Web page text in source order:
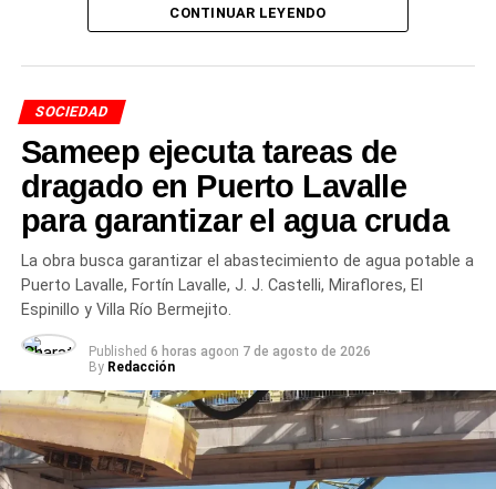
Durante los últimos años, el perfil del consumidor
argentino atravesó una transformación visible. Si bien las
variedades tradicionales rubias sostienen el mayor
volumen de ventas, se consolidó la búsqueda de nuevos
estilos artesanales, combinaciones gastronómicas y
alternativas de menor graduación.
Entre las tendencias de
mercado sobresalen los
siguientes aspectos:
Crecimiento del segmento sin alcohol: Las
CONTINUAR LEYENDO
SOCIEDAD
Sameep ejecuta tareas de
dragado en Puerto Lavalle
para garantizar el agua cruda
La obra busca garantizar el abastecimiento de agua potable a
Puerto Lavalle, Fortín Lavalle, J. J. Castelli, Miraflores, El
Espinillo y Villa Río Bermejito.
Published 6 horas agoon 7 de agosto de 2026
By Redacción